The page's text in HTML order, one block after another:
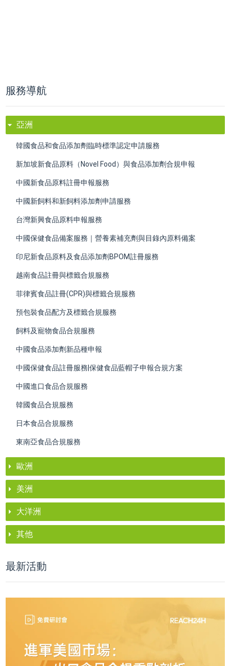
服務導航
亞洲
韓國食品和食品添加劑臨時標準認定申請服務
新加坡新食品原料（Novel Food）與食品添加劑合規申報
中國新食品原料註冊申報服務
中國新飼料和新飼料添加劑申請服務
台灣新興食品原料申報服務
中國保健食品備案服務｜營養素補充劑與目錄內原料備案
印尼新食品原料及食品添加劑BPOM註冊服務
越南食品註冊與標籤合規服務
菲律賓食品註冊(CPR)與標籤合規服務
預包裝食品配方及標籤合規服務
飼料及寵物食品合規服務
中國食品添加劑新品種申報
中國保健食品註冊服務|保健食品藍帽子申報合規方案
中國進口食品合規服務
韓國食品合規服務
日本食品合規服務
東南亞食品合規服務
歐洲
美洲
大洋洲
其他
最新活動